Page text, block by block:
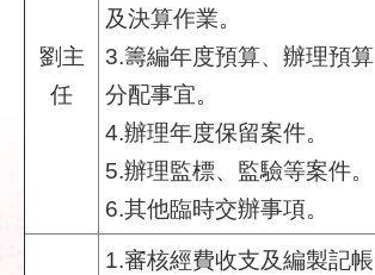
線
上
劉主
任
及決算作業。
3.籌編年度預算、辦理預算
分配事宜。
4.辦理年度保留案件。
5.辦理監標、監驗等案件。
6.其他臨時交辦事項。
1.審核經費收支及編製記帳